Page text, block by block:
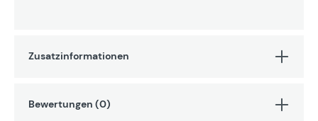
Zusatzinformationen
Bewertungen (0)